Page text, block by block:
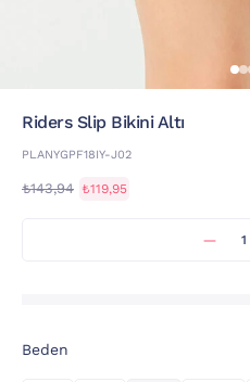
Riders Slip Bikini Altı
PLANYGPF18IY-J02
₺143,94 ₺119,95
Beden